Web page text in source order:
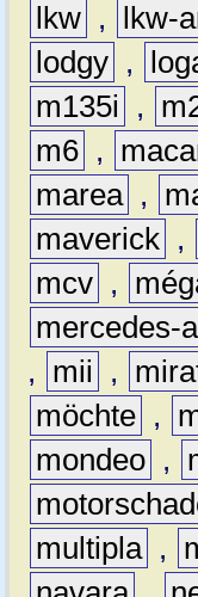
lkw , lkw-
lodgy ,
m135i
,
m6 ,
marea ,
maverick ,
mcv ,
mercedes-
,
mii ,
möchte ,
mondeo ,
multipla ,